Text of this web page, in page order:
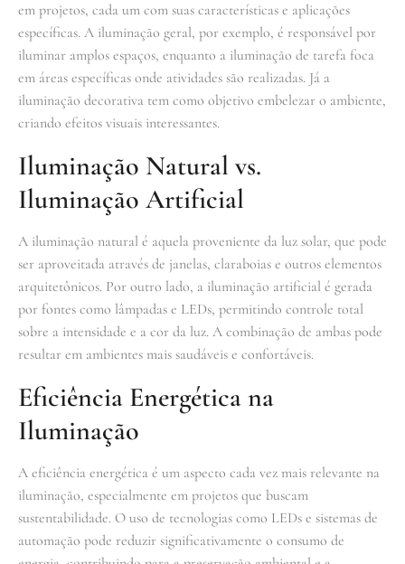
em projetos, cada um com suas características e aplicações
específicas. A iluminação geral, por exemplo, é responsável por
iluminar amplos espaços, enquanto a iluminação de tarefa foca
em áreas específicas onde atividades são realizadas. Já a
iluminação decorativa tem como objetivo embelezar o ambiente,
criando efeitos visuais interessantes.
Iluminação Natural vs.
Iluminação Artificial
A iluminação natural é aquela proveniente da luz solar, que pode
ser aproveitada através de janelas, claraboias e outros elementos
arquitetônicos. Por outro lado, a iluminação artificial é gerada
por fontes como lâmpadas e LEDs, permitindo controle total
sobre a intensidade e a cor da luz. A combinação de ambas pode
resultar em ambientes mais saudáveis e confortáveis.
Eficiência Energética na
Iluminação
A eficiência energética é um aspecto cada vez mais relevante na
iluminação, especialmente em projetos que buscam
sustentabilidade. O uso de tecnologias como LEDs e sistemas de
automação pode reduzir significativamente o consumo de